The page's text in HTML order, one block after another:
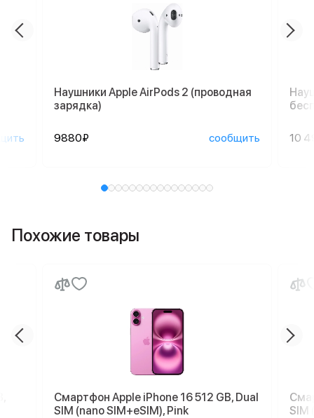
Наушники Apple AirPods 2 (проводная
зарядка)
9880₽ сообщить 10
Похожие товары
Смартфон Apple iPhone 16 512 GB, Dual
SIM (nano SIM+eSIM), Pink
SIM